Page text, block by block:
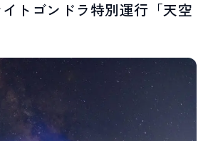
トゴンドラ特別運行「天空